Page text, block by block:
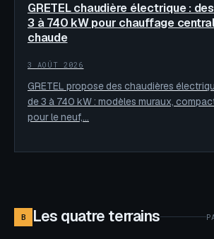
GRETEL chaudière électrique :
3 à 740 kW pour chauffage
chaude
3 AOÛT 2026
GRETEL propose des chaudières
de 3 à 740 kW : modèles muraux,
pour le neuf,…
B Les quatre terrains